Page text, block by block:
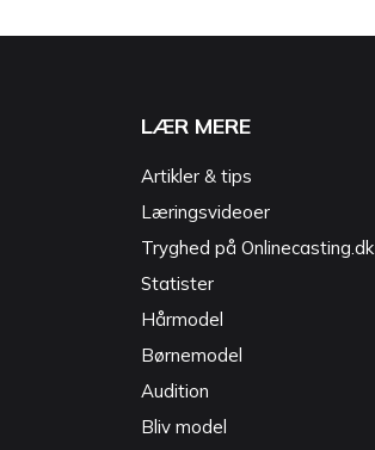
LÆR MERE
Artikler & tips
Læringsvideoer
Tryghed på Onlinecasting.dk
Statister
Hårmodel
Børnemodel
Audition
Bliv model